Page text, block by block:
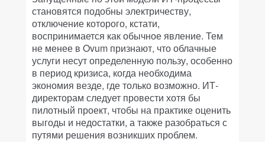
становятся подобны электричеству,
отключение которого, кстати,
воспринимается как обычное явление. Тем
не менее в Ovum признают, что облачные
услуги несут определенную пользу, особенно
в период кризиса, когда необходима
экономия везде, где только возможно. ИТ-
директорам следует провести хотя бы
пилотный проект, чтобы на практике оценить
выгоды и недостатки, а также разобраться с
путями решения возникших проблем.